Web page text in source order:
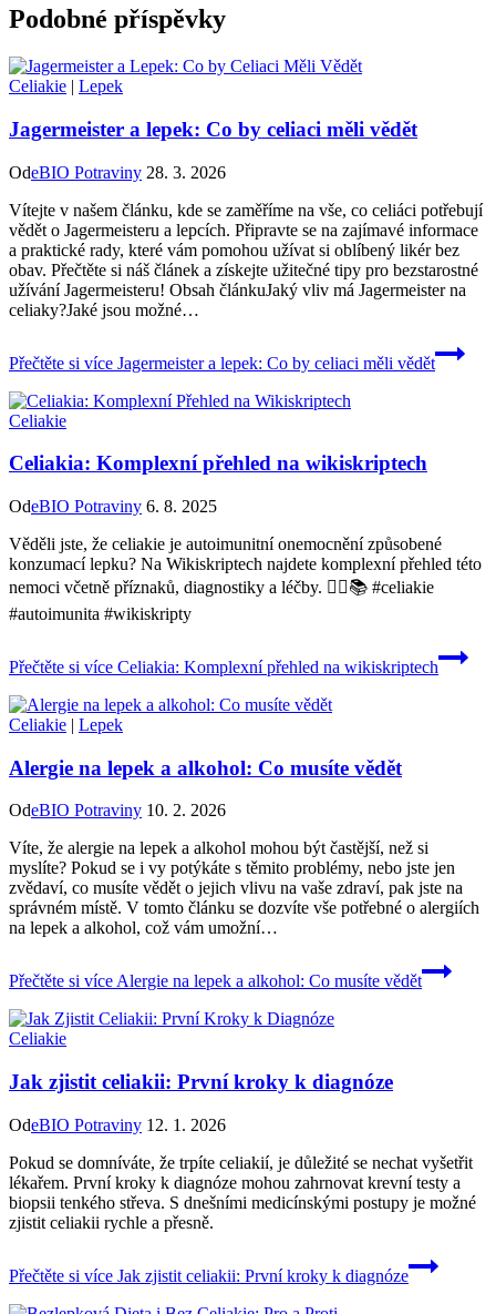
Podobné příspěvky
Celiakie | Lepek
Jagermeister a lepek: Co by celiaci měli vědět
OdeBIO Potraviny 28. 3. 2026
Vítejte v našem článku, kde se zaměříme na vše, co celiáci potřebují
vědět o Jagermeisteru a lepcích. Připravte se na zajímavé informace
a praktické rady, které vám pomohou užívat si oblíbený likér bez
obav. Přečtěte si náš článek a získejte užitečné tipy pro bezstarostné
užívání Jagermeisteru! Obsah článkuJaký vliv má Jagermeister na
celiaky?Jaké jsou možné…
Přečtěte si více Jagermeister a lepek: Co by celiaci měli vědět
Celiakie
Celiakia: Komplexní přehled na wikiskriptech
OdeBIO Potraviny 6. 8. 2025
Věděli jste, že celiakie je autoimunitní onemocnění způsobené
konzumací lepku? Na Wikiskriptech najdete komplexní přehled této
nemoci včetně příznaků, diagnostiky a léčby. 👩‍⚕️📚 #celiakie
#autoimunita #wikiskripty
Přečtěte si více Celiakia: Komplexní přehled na wikiskriptech
Celiakie | Lepek
Alergie na lepek a alkohol: Co musíte vědět
OdeBIO Potraviny 10. 2. 2026
Víte, že alergie na lepek a alkohol mohou být častější, než si
myslíte? Pokud se i vy potýkáte s těmito problémy, nebo jste jen
zvědaví, co musíte vědět o jejich vlivu na vaše zdraví, pak jste na
správném místě. V tomto článku se dozvíte vše potřebné o alergiích
na lepek a alkohol, což vám umožní…
Přečtěte si víceAlergie na lepek a alkohol: Co musíte vědět
Celiakie
Jak zjistit celiakii: První kroky k diagnóze
OdeBIO Potraviny 12. 1. 2026
Pokud se domníváte, že trpíte celiakií, je důležité se nechat vyšetřit
lékařem. První kroky k diagnóze mohou zahrnovat krevní testy a
biopsii tenkého střeva. S dnešními medicínskými postupy je možné
zjistit celiakii rychle a přesně.
Přečtěte si více Jak zjistit celiakii: První kroky k diagnóze